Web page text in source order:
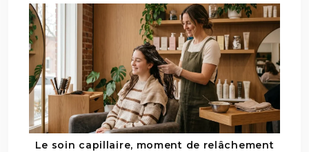
Le soin capillaire, moment de relâchement